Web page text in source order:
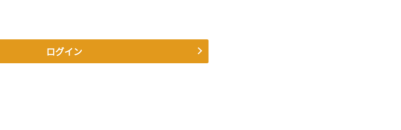
ログイン